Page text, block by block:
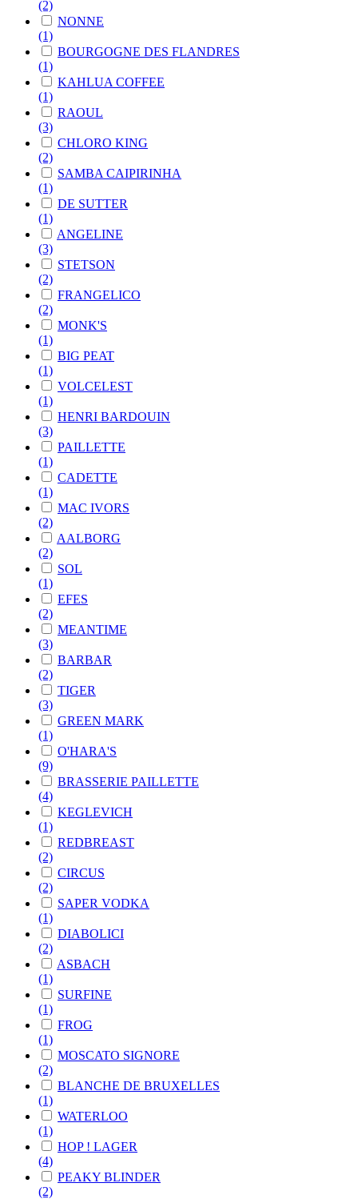
(2)
NONNE
(1)
BOURGOGNE DES FLANDRES
(1)
KAHLUA COFFEE
(1)
RAOUL
(3)
CHLORO KING
(2)
SAMBA CAIPIRINHA
(1)
DE SUTTER
(1)
ANGELINE
(3)
STETSON
(2)
FRANGELICO
(2)
MONK'S
(1)
BIG PEAT
(1)
VOLCELEST
(1)
HENRI BARDOUIN
(3)
PAILLETTE
(1)
CADETTE
(1)
MAC IVORS
(2)
AALBORG
(2)
SOL
(1)
EFES
(2)
MEANTIME
(3)
BARBAR
(2)
TIGER
(3)
GREEN MARK
(1)
O'HARA'S
(9)
BRASSERIE PAILLETTE
(4)
KEGLEVICH
(1)
REDBREAST
(2)
CIRCUS
(2)
SAPER VODKA
(1)
DIABOLICI
(2)
ASBACH
(1)
SURFINE
(1)
FROG
(1)
MOSCATO SIGNORE
(2)
BLANCHE DE BRUXELLES
(1)
WATERLOO
(1)
HOP ! LAGER
(4)
PEAKY BLINDER
(2)